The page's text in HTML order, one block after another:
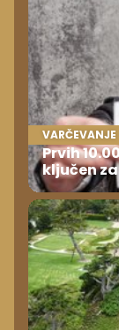
VARČEVANJE
Prvih
ključen